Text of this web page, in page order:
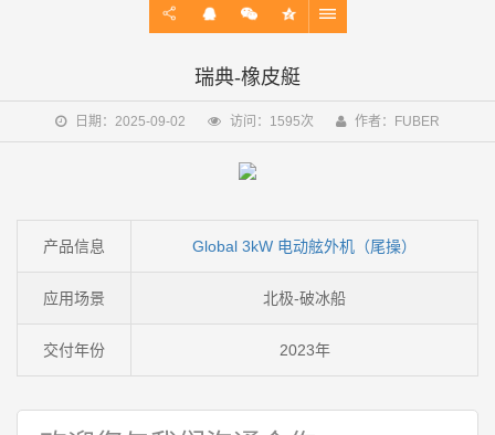
瑞典-橡皮艇
日期：2025-09-02 访问：1595次 作者：FUBER
产品信息 Global 3kW 电动舷外机（尾操）
应用场景 北极-破冰船
交付年份 2023年